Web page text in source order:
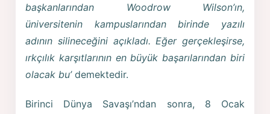
başkanlarından Woodrow Wilson’ın,
üniversitenin kampuslarından birinde yazılı
adının silineceğini açıkladı. Eğer gerçekleşirse,
ırkçılık karşıtlarının en büyük başarılarından biri
olacak bu’demektedir.
Birinci Dünya Savaşı’ndan sonra, 8 Ocak